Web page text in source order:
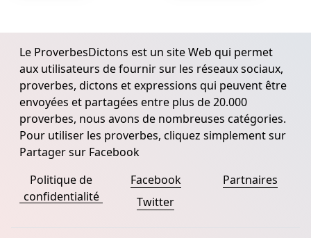
Le ProverbesDictons est un site Web qui permet
aux utilisateurs de fournir sur les réseaux sociaux,
proverbes, dictons et expressions qui peuvent être
envoyées et partagées entre plus de 20.000
proverbes, nous avons de nombreuses catégories.
Pour utiliser les proverbes, cliquez simplement sur
Partager sur Facebook
Politique de
confidentialité
Facebook
Twitter
Partnaires